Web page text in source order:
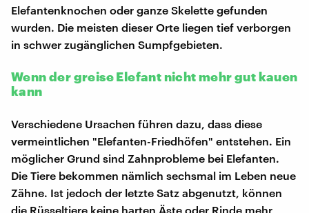
Elefantenknochen oder ganze Skelette gefunden
wurden. Die meisten dieser Orte liegen tief verborgen
in schwer zugänglichen Sumpfgebieten.
Wenn der greise Elefant nicht mehr gut kauen
kann
Verschiedene Ursachen führen dazu, dass diese
vermeintlichen "Elefanten-Friedhöfen" entstehen. Ein
möglicher Grund sind Zahnprobleme bei Elefanten.
Die Tiere bekommen nämlich sechsmal im Leben neue
Zähne. Ist jedoch der letzte Satz abgenutzt, können
die Rüsseltiere keine harten Äste oder Rinde mehr